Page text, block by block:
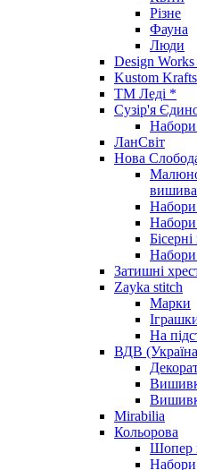
Різне
Фауна
Люди
Design
Kustom
ТМ Леді *
Сузір'я
ЛанСвіт
Нова
Набори
Затишні
Zayka stitch
Марки
На
ВДВ
Mirabilia
Кольорова
Шопер